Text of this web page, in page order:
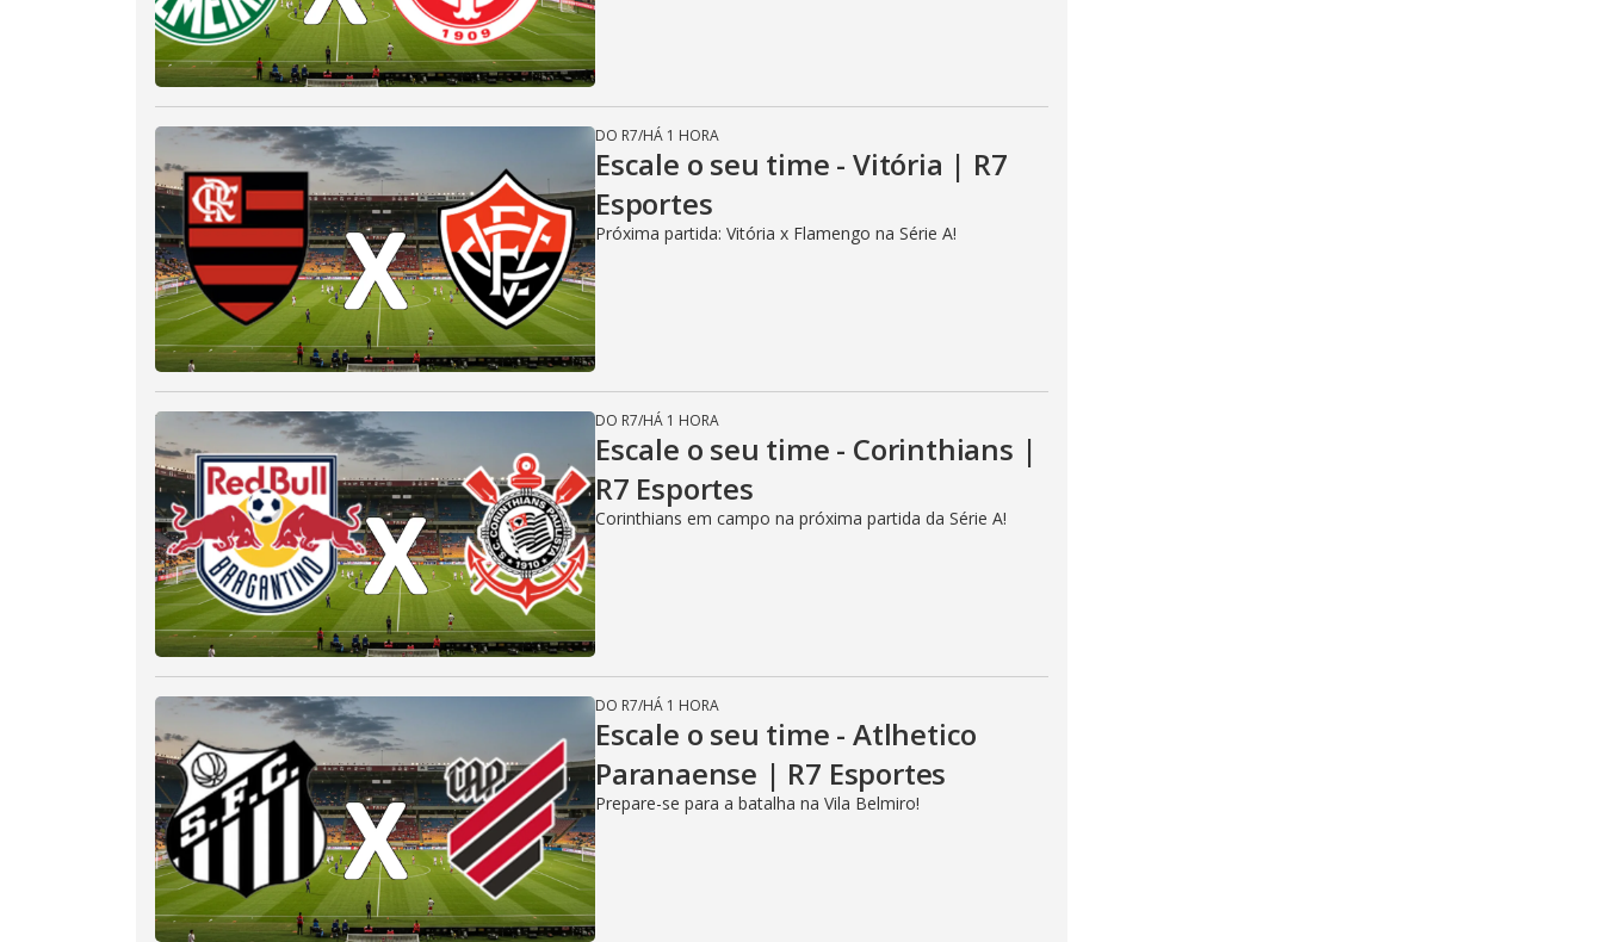
DO R7/HÁ 1 HORA
Escale o seu time - Vitória | R7
Esportes
Próxima partida: Vitória x Flamengo na Série A!
DO R7/HÁ 1 HORA
Escale o seu time - Corinthians |
R7 Esportes
Corinthians em campo na próxima partida da Série A!
DO R7/HÁ 1 HORA
Escale o seu time - Atlhetico
Paranaense | R7 Esportes
Prepare-se para a batalha na Vila Belmiro!